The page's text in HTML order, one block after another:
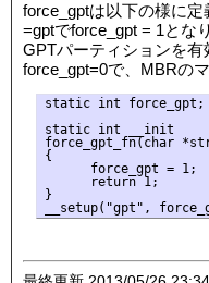
force_gptは以下の様に
=gptでforce_gpt = 1とな
GPTパーティションを有
force_gpt=0で、MBRの
static int force_gpt;
static int __init
force_gpt_fn(char
{
      force_gpt = 1;
      return 1;
}